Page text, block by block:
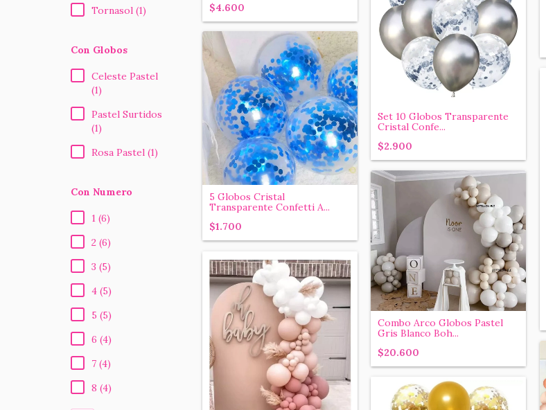
Tornasol (1)
Con Globos
Celeste Pastel
(1)
Pastel Surtidos
(1)
Rosa Pastel (1)
Con Numero
1 (6)
2 (6)
3 (5)
4 (5)
5 (5)
6 (4)
7 (4)
8 (4)
$4.600
5 Globos Cristal
Transparente Confetti A...
$1.700
Set 10 Globos Transparente
Cristal Confe...
$2.900
Combo Arco Globos Pastel
Gris Blanco Boh...
$20.600